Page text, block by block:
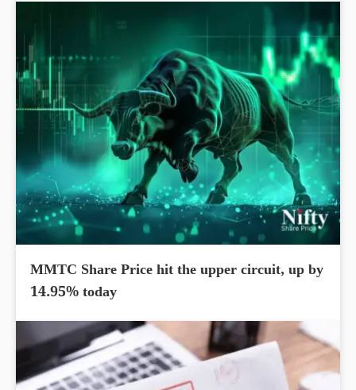
MMTC Share Price hit the upper circuit, up by
14.95% today